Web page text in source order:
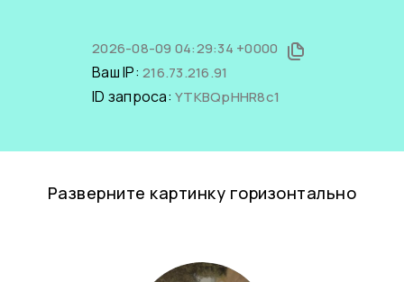
2026-08-09 04:29:34 +0000
Ваш IP: 216.73.216.91
ID запроса: YTKBQpHHR8c1
Разверните картинку горизонтально